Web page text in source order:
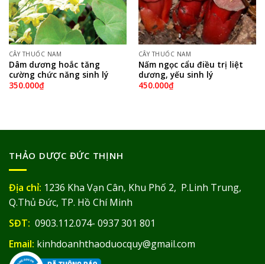
CÂY THUỐC NAM
Dâm dương hoắc tăng
cường chức năng sinh lý
350.000₫
CÂY THUỐC NAM
Nấm ngọc cẩu điều trị liệt
dương, yếu sinh lý
450.000₫
THẢO DƯỢC ĐỨC THỊNH
Địa chỉ: 1236 Kha Vạn Cân, Khu Phố 2, P.Linh Trung,
Q.Thủ Đức, TP. Hồ Chí Minh
SĐT: 0903.112.074- 0937 301 801
Email: kinhdoanhthaoduocquy@gmail.com